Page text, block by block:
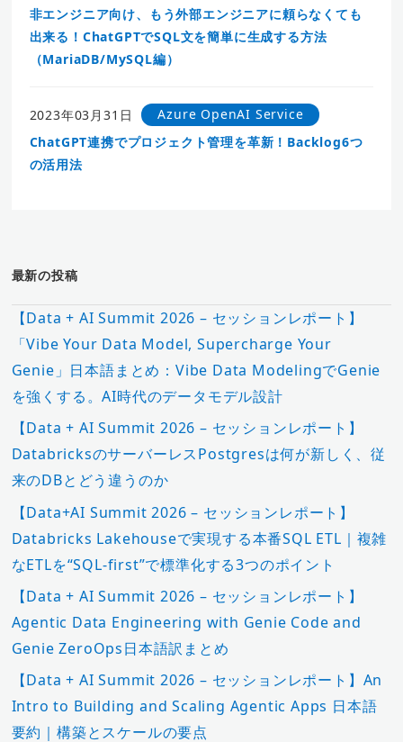
非エンジニア向け、もう外部エンジニアに頼らなくても
出来る！ChatGPTでSQL文を簡単に生成する方法
（MariaDB/MySQL編）
2023年03月31日
Azure OpenAI Service
ChatGPT連携でプロジェクト管理を革新！Backlog6つ
の活用法
最新の投稿
【Data + AI Summit 2026 – セッションレポート】
「Vibe Your Data Model, Supercharge Your
Genie」日本語まとめ：Vibe Data ModelingでGenie
を強くする。AI時代のデータモデル設計
【Data + AI Summit 2026 – セッションレポート】
DatabricksのサーバーレスPostgresは何が新しく、従
来のDBとどう違うのか
【Data+AI Summit 2026 – セッションレポート】
Databricks Lakehouseで実現する本番SQL ETL｜複雑
なETLを“SQL-first”で標準化する3つのポイント
【Data + AI Summit 2026 – セッションレポート】
Agentic Data Engineering with Genie Code and
Genie ZeroOps日本語訳まとめ
【Data + AI Summit 2026 – セッションレポート】An
Intro to Building and Scaling Agentic Apps 日本語
要約｜構築とスケールの要点